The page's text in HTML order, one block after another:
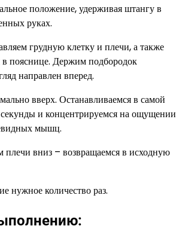
положение, удерживая штангу в
руках.
грудную клетку и плечи, а также
пояснице. Держим подбородок
направлен вперед.
вверх. Останавливаемся в самой
и концентрируемся на ощущении
мышц.
плечи вниз – возвращаемся в исходную
нужное количество раз.